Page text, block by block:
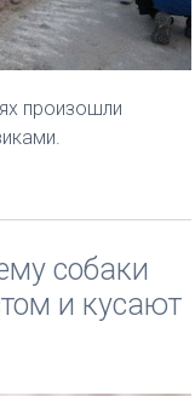
произошли
собаки
и кусают